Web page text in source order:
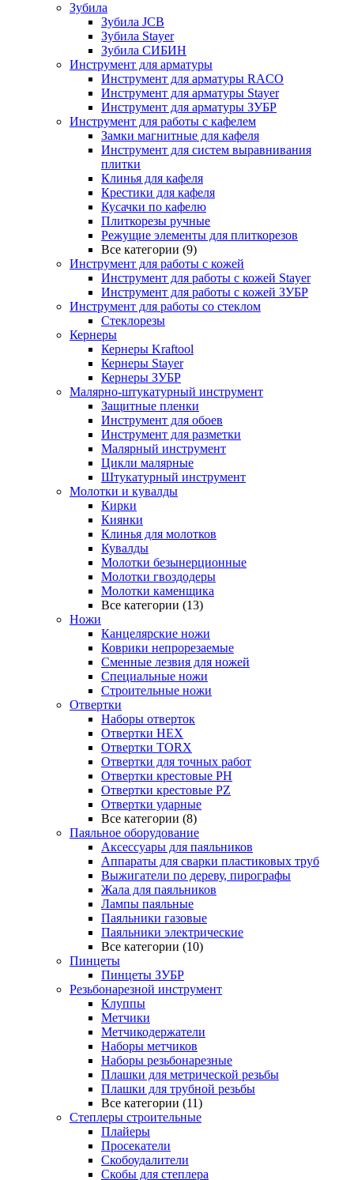
Зубила
Зубила JCB
Зубила Stayer
Зубила СИБИН
Инструмент для арматуры
Инструмент для арматуры RACO
Инструмент для арматуры Stayer
Инструмент для арматуры ЗУБР
Инструмент для работы с кафелем
Замки магнитные для кафеля
Инструмент для систем выравнивания
плитки
Клинья для кафеля
Крестики для кафеля
Кусачки по кафелю
Плиткорезы ручные
Режущие элементы для плиткорезов
Все категории (9)
Инструмент для работы с кожей
Инструмент для работы с кожей Stayer
Инструмент для работы с кожей ЗУБР
Инструмент для работы со стеклом
Стеклорезы
Кернеры
Кернеры Kraftool
Кернеры Stayer
Кернеры ЗУБР
Малярно-штукатурный инструмент
Защитные пленки
Инструмент для обоев
Инструмент для разметки
Малярный инструмент
Цикли малярные
Штукатурный инструмент
Молотки и кувалды
Кирки
Киянки
Клинья для молотков
Кувалды
Молотки безынерционные
Молотки гвоздодеры
Молотки каменщика
Все категории (13)
Ножи
Канцелярские ножи
Коврики непрорезаемые
Сменные лезвия для ножей
Специальные ножи
Строительные ножи
Отвертки
Наборы отверток
Отвертки HEX
Отвертки TORX
Отвертки для точных работ
Отвертки крестовые PH
Отвертки крестовые PZ
Отвертки ударные
Все категории (8)
Паяльное оборудование
Аксессуары для паяльников
Аппараты для сварки пластиковых труб
Выжигатели по дереву, пирографы
Жала для паяльников
Лампы паяльные
Паяльники газовые
Паяльники электрические
Все категории (10)
Пинцеты
Пинцеты ЗУБР
Резьбонарезной инструмент
Клуппы
Метчики
Метчикодержатели
Наборы метчиков
Наборы резьбонарезные
Плашки для метрической резьбы
Плашки для трубной резьбы
Все категории (11)
Степлеры строительные
Плайеры
Просекатели
Скобоудалители
Скобы для степлера